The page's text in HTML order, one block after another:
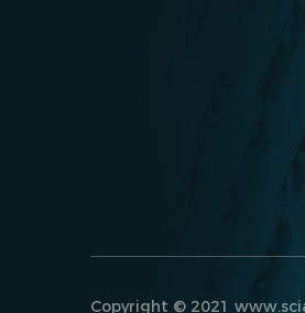
Copyright © 2021